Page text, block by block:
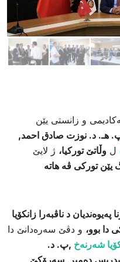
و زانستی یێن
هـ. د. نوزت صادق احمد,
ل وڵاتێ تورکیا، ژ لایێ
یێن تورکی ڤە هاتە
د ناڤبەرا زانکۆیا
دا بوو، و دڤێ سەرەدانێ دا
شەرنەخ ,پ. د.
دەمیر, سەرۆکێ